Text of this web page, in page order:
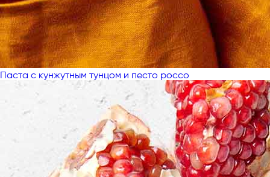
Паста с кунжутным тунцом и песто россо